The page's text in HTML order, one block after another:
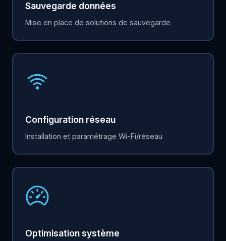
Sauvegarde données
Mise en place de solutions de sauvegarde
Configuration réseau
Installation et paramétrage Wi-Fi/réseau
Optimisation système